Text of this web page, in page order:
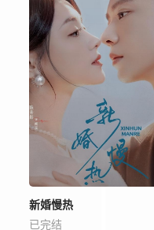
新婚慢热
已完结